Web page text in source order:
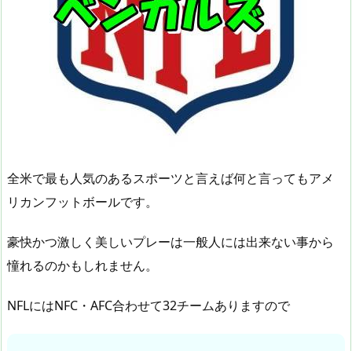
全米で最も人気のあるスポーツと言えば何と言ってもアメ
リカンフットボールです。
豪快かつ激しく美しいプレーは一般人には出来ない事から
憧れるのかもしれません。
NFLにはNFC・AFC合わせて32チームありますので